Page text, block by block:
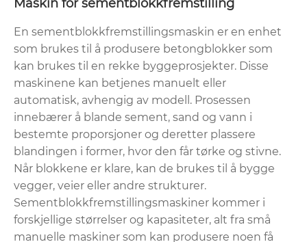
Maskin for sementblokkfremstilling
En sementblokkfremstillingsmaskin er en enhet
som brukes til å produsere betongblokker som
kan brukes til en rekke byggeprosjekter. Disse
maskinene kan betjenes manuelt eller
automatisk, avhengig av modell. Prosessen
innebærer å blande sement, sand og vann i
bestemte proporsjoner og deretter plassere
blandingen i former, hvor den får tørke og stivne.
Når blokkene er klare, kan de brukes til å bygge
vegger, veier eller andre strukturer.
Sementblokkfremstillingsmaskiner kommer i
forskjellige størrelser og kapasiteter, alt fra små
manuelle maskiner som kan produsere noen få